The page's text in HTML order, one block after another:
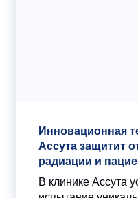
Инновационная
Ассута защитит
радиации и
В клинике Ассута